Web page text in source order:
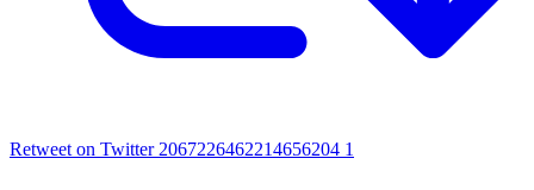
Retweet on Twitter 2067226462214656204 1